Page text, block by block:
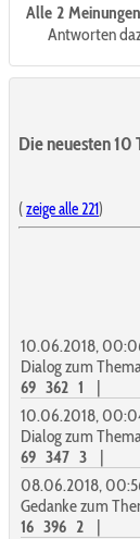
Alle 2 Meinungen
Antworten
Die neuesten 10
(zeige alle 221)
10.06.2018,
Dialog zum
69 362 1
|
10.06.2018,
Dialog zum
69 347 3
|
08.06.2018,
Gedanke zum
16 396 2
|